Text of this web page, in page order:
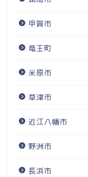
甲賀市
竜王町
米原市
草津市
近江八幡市
野洲市
長浜市